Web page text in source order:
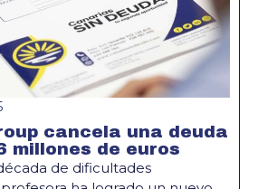
cancela una deuda
millones de euros
de dificultades